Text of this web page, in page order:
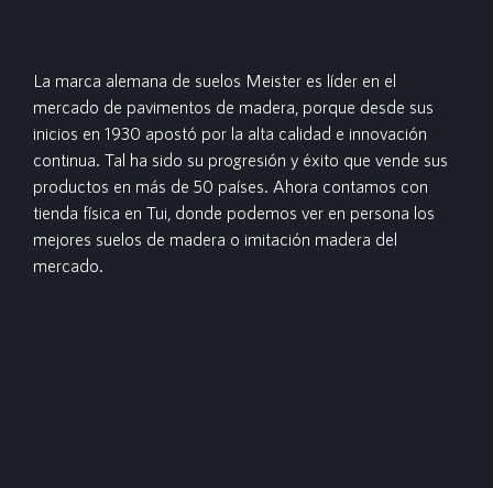
La marca alemana de suelos Meister es líder en el
mercado de pavimentos de madera, porque desde sus
inicios en 1930 apostó por la alta calidad e innovación
continua. Tal ha sido su progresión y éxito que vende sus
productos en más de 50 países. Ahora contamos con
tienda física en Tui, donde podemos ver en persona los
mejores suelos de madera o imitación madera del
mercado.